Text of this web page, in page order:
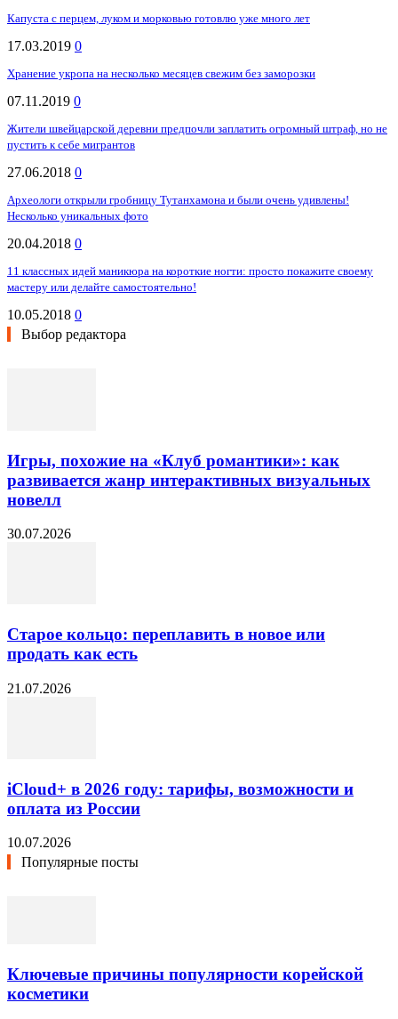
Капуста с перцем, луком и морковью готовлю уже много лет
17.03.2019 0
Хранение укропа на несколько месяцев свежим без заморозки
07.11.2019 0
Жители швейцарской деревни предпочли заплатить огромный штраф, но не
пустить к себе мигрантов
27.06.2018 0
Археологи открыли гробницу Тутанхамона и были очень удивлены!
Несколько уникальных фото
20.04.2018 0
11 классных идей маникюра на короткие ногти: просто покажите своему
мастеру или делайте самостоятельно!
10.05.2018 0
Выбор редактора
Игры, похожие на «Клуб романтики»: как
развивается жанр интерактивных визуальных
новелл
30.07.2026
Старое кольцо: переплавить в новое или
продать как есть
21.07.2026
iCloud+ в 2026 году: тарифы, возможности и
оплата из России
10.07.2026
Популярные посты
Ключевые причины популярности корейской
косметики